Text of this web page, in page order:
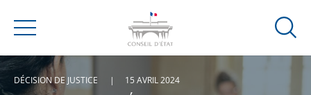
Menu
Ouvrir
DÉCISION DE JUSTICE 15 AVRIL 2024